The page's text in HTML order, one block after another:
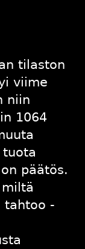
tilaston
viime
niin
1064
päätös.
tahtoo -